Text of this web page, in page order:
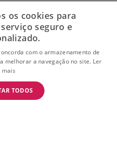
OFF na primeira compra
os cookies para
seguro e
com o armazenamento de
melhorar a navegação no site. Ler
mais
TODOS